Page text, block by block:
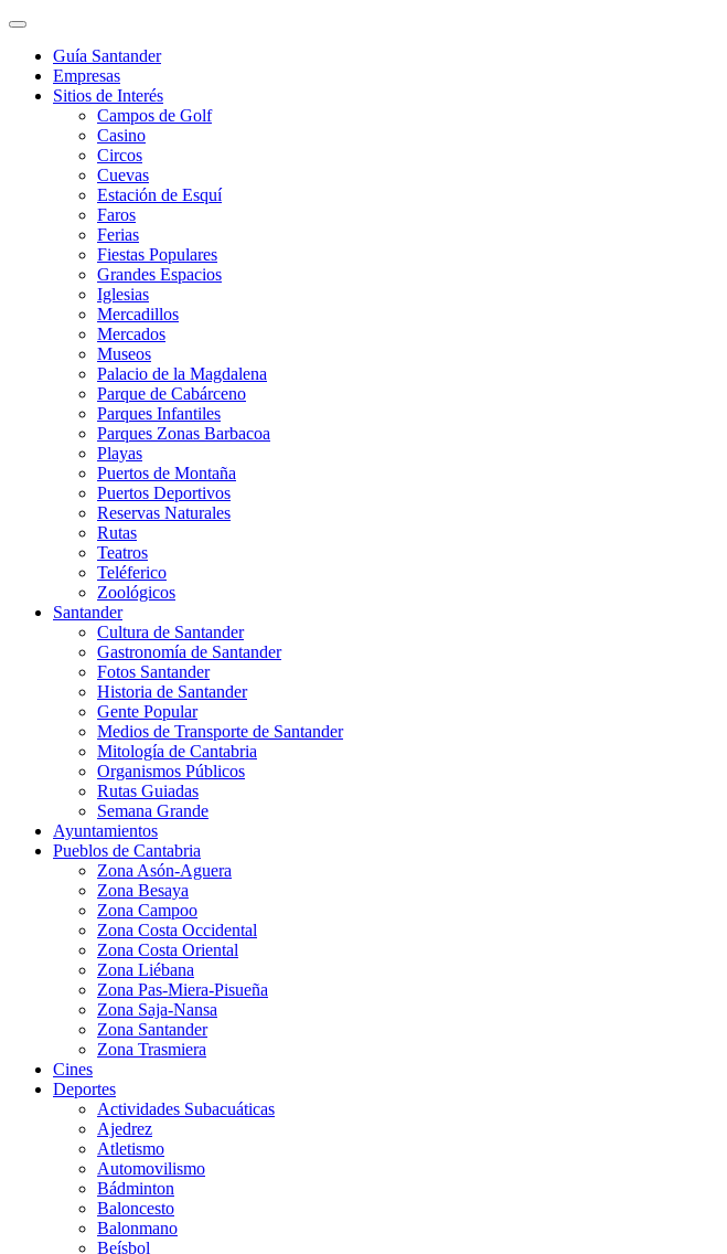
Guía Santander
Empresas
Sitios de Interés
Campos de Golf
Casino
Circos
Cuevas
Estación de Esquí
Faros
Ferias
Fiestas Populares
Grandes Espacios
Iglesias
Mercadillos
Mercados
Museos
Palacio de la Magdalena
Parque de Cabárceno
Parques Infantiles
Parques Zonas Barbacoa
Playas
Puertos de Montaña
Puertos Deportivos
Reservas Naturales
Rutas
Teatros
Teléferico
Zoológicos
Santander
Cultura de Santander
Gastronomía de Santander
Fotos Santander
Historia de Santander
Gente Popular
Medios de Transporte de Santander
Mitología de Cantabria
Organismos Públicos
Rutas Guiadas
Semana Grande
Ayuntamientos
Pueblos de Cantabria
Zona Asón-Aguera
Zona Besaya
Zona Campoo
Zona Costa Occidental
Zona Costa Oriental
Zona Liébana
Zona Pas-Miera-Pisueña
Zona Saja-Nansa
Zona Santander
Zona Trasmiera
Cines
Deportes
Actividades Subacuáticas
Ajedrez
Atletismo
Automovilismo
Bádminton
Baloncesto
Balonmano
Beísbol